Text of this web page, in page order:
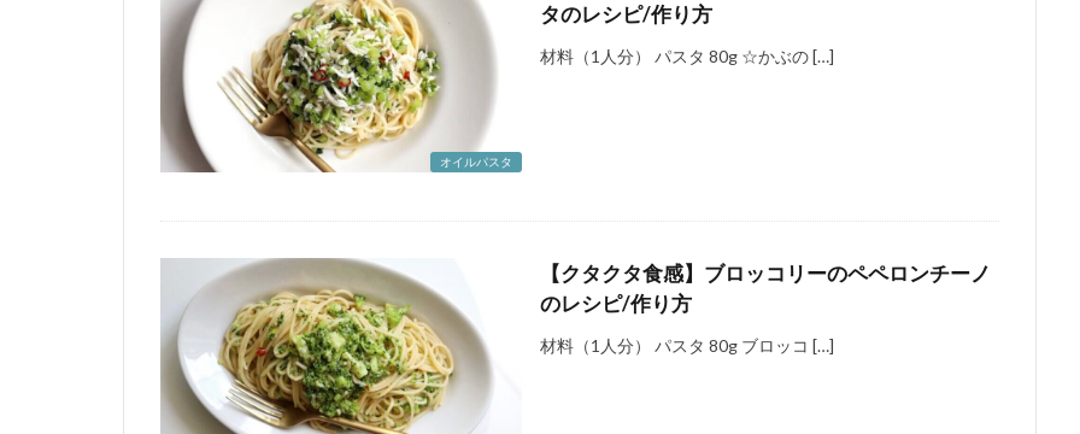
オイルパスタ
タのレシピ/作り方
材料（1人分） パスタ 80g ☆かぶの […]
【クタクタ食感】ブロッコリーのペペロンチーノ
のレシピ/作り方
材料（1人分） パスタ 80g ブロッコ […]